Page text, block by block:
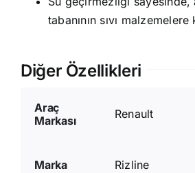
tabanının sıvı malzemelere
Diğer Özellikleri
Araç
Markası
Renault
Marka Rizline